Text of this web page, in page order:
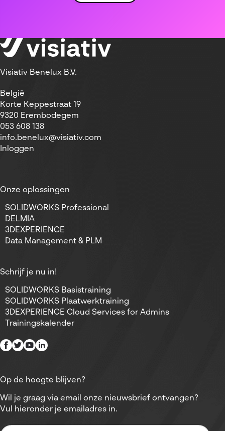
Visiativ Benelux B.V.
België
Korte Keppestraat 19
9320 Erembodegem
053 608 138
info.benelux@visiativ.com
Inloggen
Onze oplossingen
SOLIDWORKS Professional
DELMIA
3DEXPERIENCE
Data Management & PLM
Schrijf je nu in!
SOLIDWORKS Basistraining
SOLIDWORKS Plaatwerktraining
3DEXPERIENCE Cloud Services for Admins
Trainingskalender
Op de hoogte blijven?
Wil je graag via email onze nieuwsbrief ontvangen?
Vul hieronder je emailadres in.